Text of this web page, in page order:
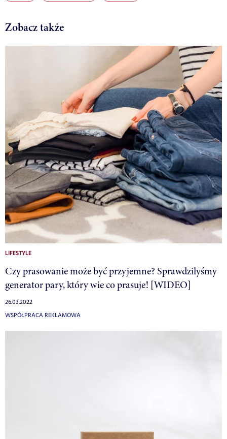
Zobacz także
LIFESTYLE
Czy prasowanie może być przyjemne? Sprawdziłyśmy
generator pary, który wie co prasuje! [WIDEO]
26.03.2022
WSPÓŁPRACA REKLAMOWA